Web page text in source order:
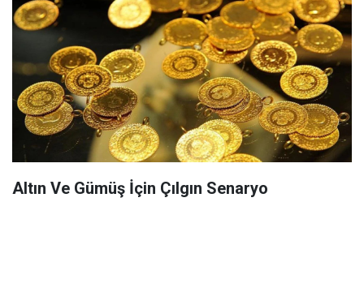
Altın Ve Gümüş İçin Çılgın Senaryo